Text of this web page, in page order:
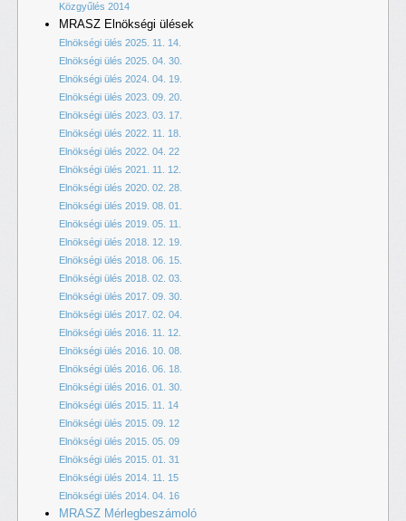
Közgyűlés 2014
MRASZ Elnökségi ülések
Elnökségi ülés 2025. 11. 14.
Elnökségi ülés 2025. 04. 30.
Elnökségi ülés 2024. 04. 19.
Elnökségi ülés 2023. 09. 20.
Elnökségi ülés 2023. 03. 17.
Elnökségi ülés 2022. 11. 18.
Elnökségi ülés 2022. 04. 22
Elnökségi ülés 2021. 11. 12.
Elnökségi ülés 2020. 02. 28.
Elnökségi ülés 2019. 08. 01.
Elnökségi ülés 2019. 05. 11.
Elnökségi ülés 2018. 12. 19.
Elnökségi ülés 2018. 06. 15.
Elnökségi ülés 2018. 02. 03.
Elnökségi ülés 2017. 09. 30.
Elnökségi ülés 2017. 02. 04.
Elnökségi ülés 2016. 11. 12.
Elnökségi ülés 2016. 10. 08.
Elnökségi ülés 2016. 06. 18.
Elnökségi ülés 2016. 01. 30.
Elnökségi ülés 2015. 11. 14
Elnökségi ülés 2015. 09. 12
Elnökségi ülés 2015. 05. 09
Elnökségi ülés 2015. 01. 31
Elnökségi ülés 2014. 11. 15
Elnökségi ülés 2014. 04. 16
MRASZ Mérlegbeszámoló